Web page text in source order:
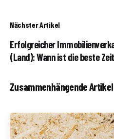
Nächster Artikel
Erfolgreicher
(Land): Wann ist die beste
Zusammenhängende Artikel